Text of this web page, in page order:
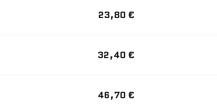
23,80 €
32,40 €
46,70 €